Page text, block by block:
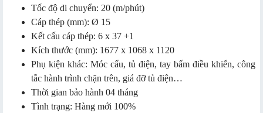
Tốc độ di chuyển: 20 (m/phút)
Cáp thép (mm): Ø 15
Kết cấu cáp thép: 6 x 37 +1
Kích thước (mm): 1677 x 1068 x 1120
Phụ kiện khác: Móc cẩu, tủ điện, tay bấm điều khiển, công
tắc hành trình chặn trên, giá đỡ tủ điện…
Thời gian bảo hành 04 tháng
Tình trạng: Hàng mới 100%